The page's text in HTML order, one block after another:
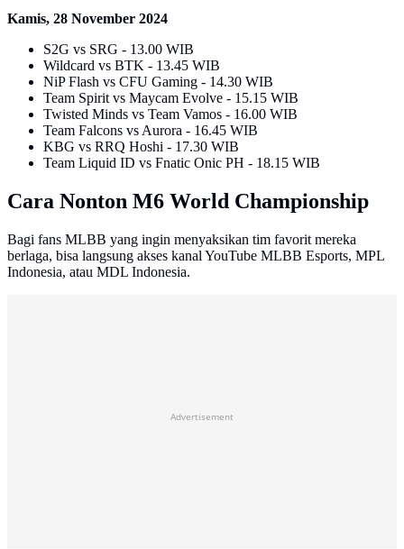
Kamis, 28 November 2024
S2G vs SRG - 13.00 WIB
Wildcard vs BTK - 13.45 WIB
NiP Flash vs CFU Gaming - 14.30 WIB
Team Spirit vs Maycam Evolve - 15.15 WIB
Twisted Minds vs Team Vamos - 16.00 WIB
Team Falcons vs Aurora - 16.45 WIB
KBG vs RRQ Hoshi - 17.30 WIB
Team Liquid ID vs Fnatic Onic PH - 18.15 WIB
Cara Nonton M6 World Championship
Bagi fans MLBB yang ingin menyaksikan tim favorit mereka
berlaga, bisa langsung akses kanal YouTube MLBB Esports, MPL
Indonesia, atau MDL Indonesia.
Advertisement